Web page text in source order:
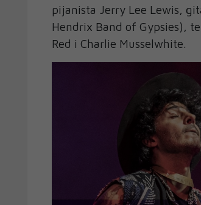
pijanista Jerry Lee Lewis,
Hendrix Band of Gypsies),
Red i Charlie Musselwhite.